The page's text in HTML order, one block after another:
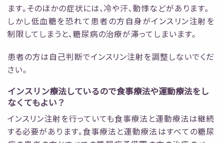
ます。そのほかの症状には、冷や汗、動悸などがあります。
しかし低血糖を恐れて患者の方自身がインスリン注射を
制限してしまうと、糖尿病の治療が滞ってしまいます。
患者の方は自己判断でインスリン注射を調整しないでくだ
さい。
インスリン療法しているので食事療法や運動療法をし
なくてもよい？
インスリン注射を行っていても食事療法と運動療法は継続
する必要があります。食事療法と運動療法はすべての糖尿